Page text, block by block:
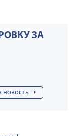
ЗА
новость ➝